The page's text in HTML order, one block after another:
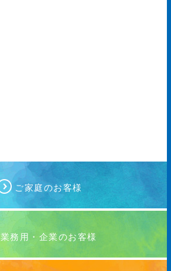
ご家庭のお客様
業務用・企業のお客様